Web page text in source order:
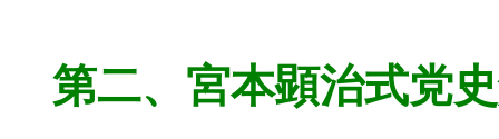
第二、宮本顕治式党